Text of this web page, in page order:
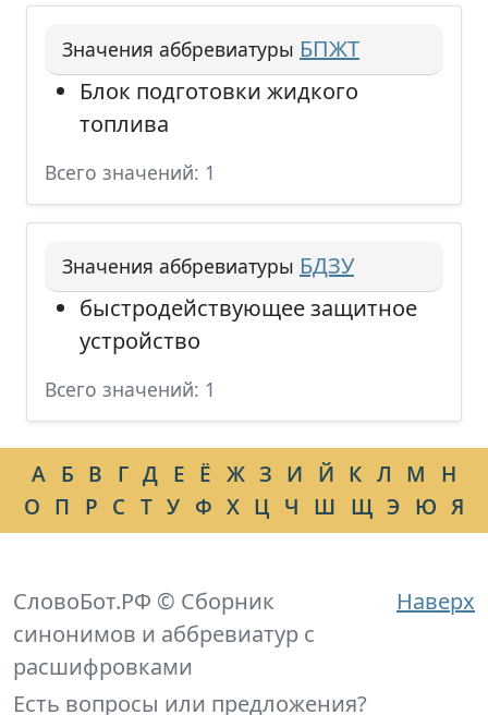
Значения аббревиатуры БПЖТ
Блок подготовки жидкого
топлива
Всего значений: 1
Значения аббревиатуры БДЗУ
быстродействующее защитное
устройство
Всего значений: 1
А Б В Г Д Е Ё Ж З И Й К Л М
Н
О П Р С Т У Ф Х Ц Ч Ш Щ Э Ю Я
Наверх
СловоБот.РФ © Сборник
синонимов и аббревиатур с
расшифровками
Есть вопросы или предложения?